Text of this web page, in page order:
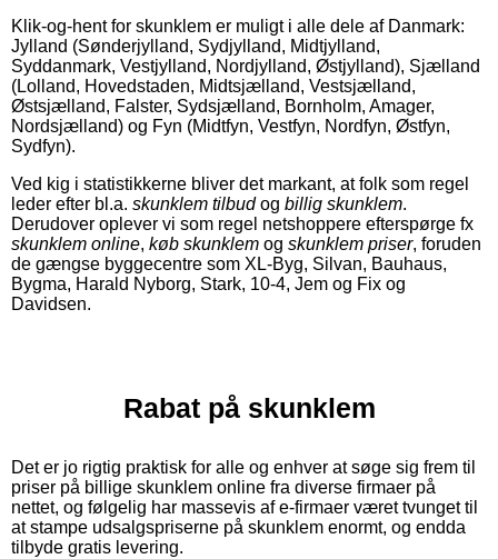
Klik-og-hent for skunklem er muligt i alle dele af Danmark:
Jylland (Sønderjylland, Sydjylland, Midtjylland,
Syddanmark, Vestjylland, Nordjylland, Østjylland), Sjælland
(Lolland, Hovedstaden, Midtsjælland, Vestsjælland,
Østsjælland, Falster, Sydsjælland, Bornholm, Amager,
Nordsjælland) og Fyn (Midtfyn, Vestfyn, Nordfyn, Østfyn,
Sydfyn).
Ved kig i statistikkerne bliver det markant, at folk som regel
leder efter bl.a. skunklem tilbudog billig skunklem.
Derudover oplever vi som regel netshoppere efterspørge fx
skunklem online, køb skunklem og skunklem priser, foruden
de gængse byggecentre som XL-Byg, Silvan, Bauhaus,
Bygma, Harald Nyborg, Stark, 10-4, Jem og Fix og
Davidsen.
Rabat på skunklem
Det er jo rigtig praktisk for alle og enhver at søge sig frem til
priser på billige skunklem online fra diverse firmaer på
nettet, og følgelig har massevis af e-firmaer været tvunget til
at stampe udsalgspriserne på skunklem enormt, og endda
tilbyde gratis levering.